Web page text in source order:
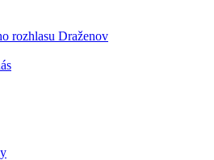
rozhlasu Draženov